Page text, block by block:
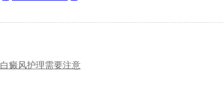
白癜风护理需要注意